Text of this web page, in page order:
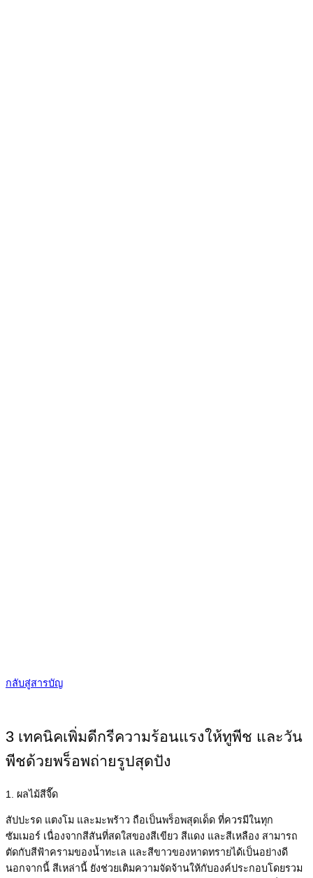
กลับสู่สารบัญ
3 เทคนิคเพิ่มดีกรีความร้อนแรงให้ทูพีช และวัน
พีชด้วยพร็อพถ่ายรูปสุดปัง
1. ผลไม้สีจี๊ด
สัปปะรด แตงโม และมะพร้าว ถือเป็นพร็อพสุดเด็ด ที่ควรมีในทุก
ซัมเมอร์ เนื่องจากสีสันที่สดใสของสีเขียว สีแดง และสีเหลือง สามารถ
ตัดกับสีฟ้าครามของน้ำทะเล และสีขาวของหาดทรายได้เป็นอย่างดี
นอกจากนี้ สีเหล่านี้ ยังช่วยเติมความจัดจ้านให้กับองค์ประกอบโดยรวม